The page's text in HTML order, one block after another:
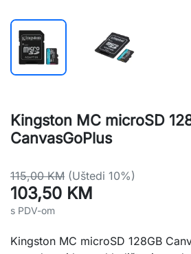
Kingston MC microSD
CanvasGoPlus
115,00 KM (Uštedi 10%)
103,50 KM
s PDV-om
Kingston MC microSD 128GB